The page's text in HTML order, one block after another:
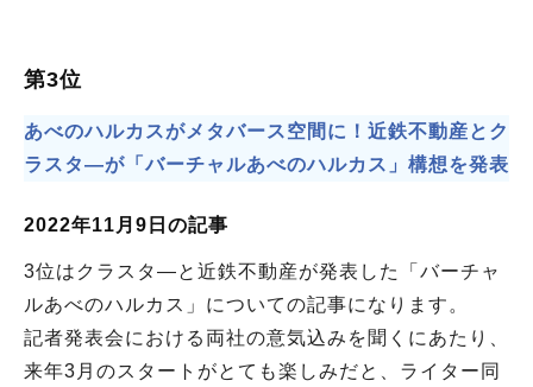
第3位
あべのハルカスがメタバース空間に！近鉄不動産とク
ラスタ―が「バーチャルあべのハルカス」構想を発表
2022年11月9日の記事
3位はクラスタ―と近鉄不動産が発表した「バーチャ
ルあべのハルカス」についての記事になります。
記者発表会における両社の意気込みを聞くにあたり、
来年3月のスタートがとても楽しみだと、ライター同